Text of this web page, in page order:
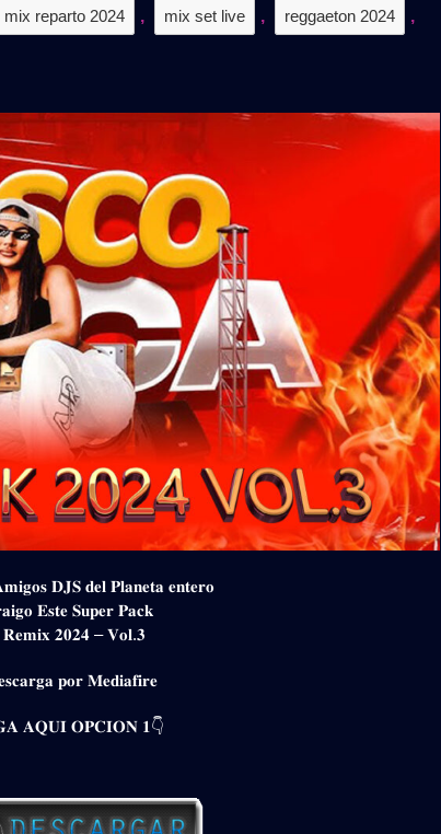
mix reparto 2024 , mix set live , reggaeton 2024 ,
𝐃𝐉𝐒 𝐝𝐞𝐥 𝐏𝐥𝐚𝐧𝐞𝐭𝐚 𝐞𝐧𝐭𝐞𝐫𝐨
𝐄𝐬𝐭𝐞 𝐒𝐮𝐩𝐞𝐫 𝐏𝐚𝐜𝐤
𝐑𝐞𝐦𝐢𝐱 𝟐𝟎𝟐𝟒 – 𝐕𝐨𝐥.𝟑
𝐩𝐨𝐫 𝐌𝐞𝐝𝐢𝐚𝐟𝐢𝐫𝐞
𝐀𝐐𝐔𝐈 𝐎𝐏𝐂𝐈𝐎𝐍 𝟏👇